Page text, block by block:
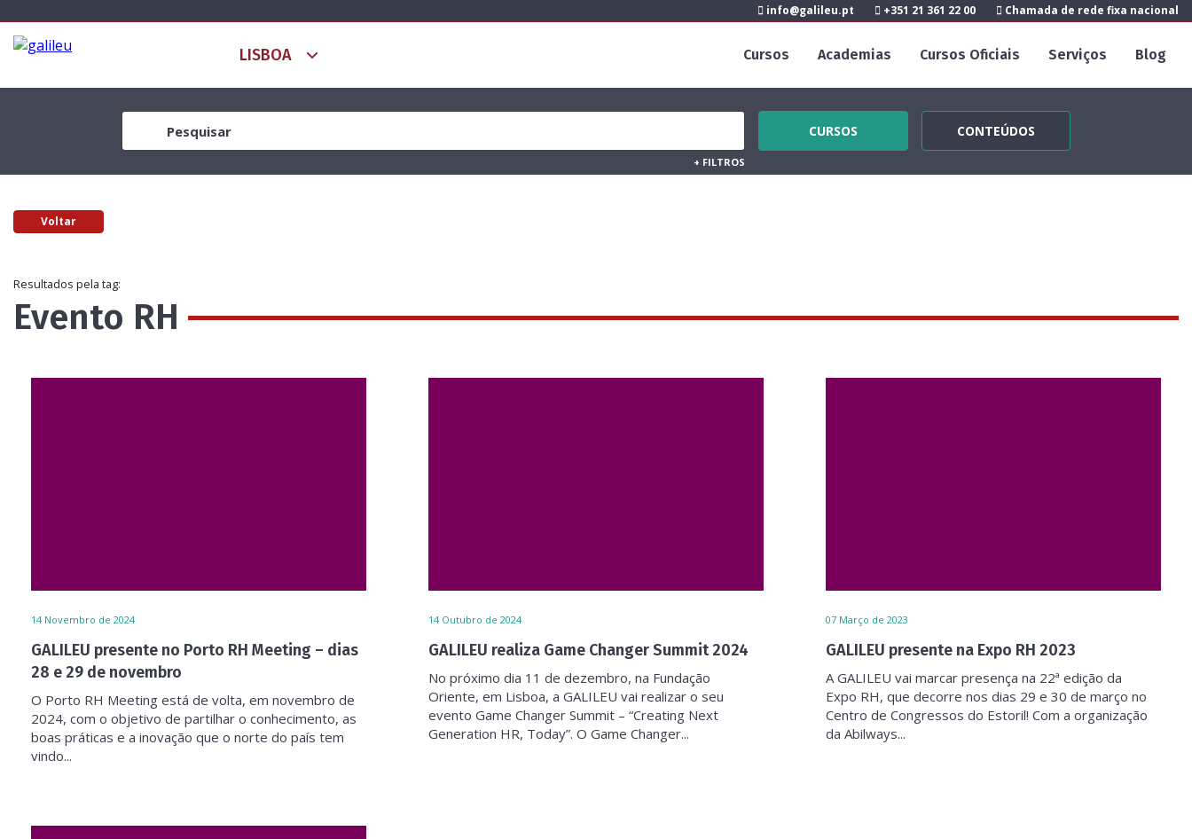
info@galileu.pt +351 21 361 22 00 Chamada de rede fixa nacional
Cursos Academias Cursos Oficiais Serviços Blog
CURSOS CONTEÚDOS
+ FILTROS
Voltar
Resultados pela tag:
Evento RH
14 Novembro de 2024
GALILEU presente no Porto RH Meeting – dias
28 e 29 de novembro
O Porto RH Meeting está de volta, em novembro de
2024, com o objetivo de partilhar o conhecimento, as
boas práticas e a inovação que o norte do país tem
vindo...
14 Outubro de 2024
GALILEU realiza Game Changer Summit 2024
No próximo dia 11 de dezembro, na Fundação
Oriente, em Lisboa, a GALILEU vai realizar o seu
evento Game Changer Summit – “Creating Next
Generation HR, Today”. O Game Changer...
07 Março de 2023
GALILEU presente na Expo RH 2023
A GALILEU vai marcar presença na 22ª edição da
Expo RH, que decorre nos dias 29 e 30 de março no
Centro de Congressos do Estoril! Com a organização
da Abilways...